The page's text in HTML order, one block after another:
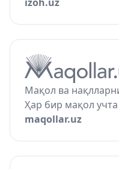
Мақол ва
Ҳар бир мақол учта
maqollar.uz